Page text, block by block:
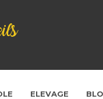
ELEVAGE